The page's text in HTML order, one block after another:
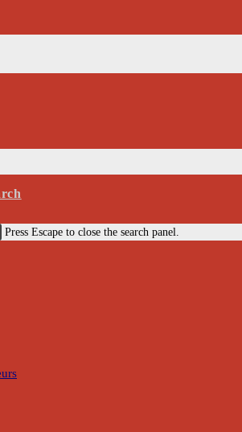
Press Escape to close the search panel.